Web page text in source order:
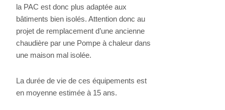
la PAC est donc plus adaptée aux
bâtiments bien isolés. Attention donc au
projet de remplacement d’une ancienne
chaudière par une Pompe à chaleur dans
une maison mal isolée.
La durée de vie de ces équipements est
en moyenne estimée à 15 ans.